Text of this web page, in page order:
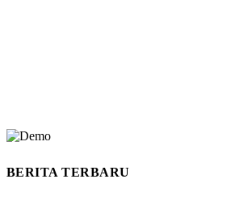
BERITA TERBARU